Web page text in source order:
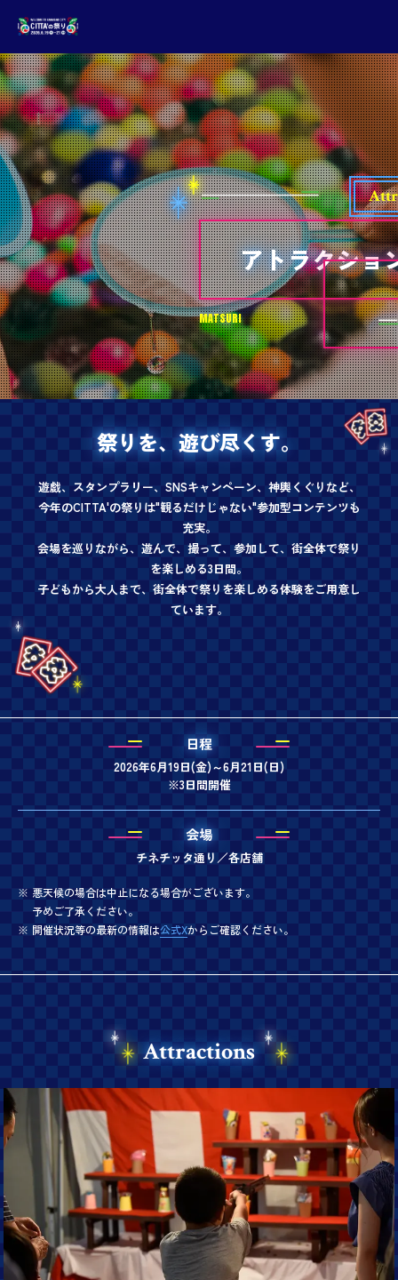
アトラクショ
MATSURI
祭りを、遊び尽くす。
遊戯、スタンプラリー、SNSキャンペーン、神輿くぐりなど、
今年のCITTA'の祭りは"観るだけじゃない"参加型コンテンツも
充実。
会場を巡りながら、遊んで、撮って、参加して、 街全体で祭り
を楽しめる3日間。
子どもから大人まで、街全体で祭りを楽しめる体験をご用意し
ています。
日程
2026年6月19日(金)～6月21日(日)
※3日間開催
会場
チネチッタ通り／各店舗
悪天候の場合は中止になる場合がございます。
予めご了承ください。
開催状況等の最新の情報は公式Xからご確認ください。
Attractions